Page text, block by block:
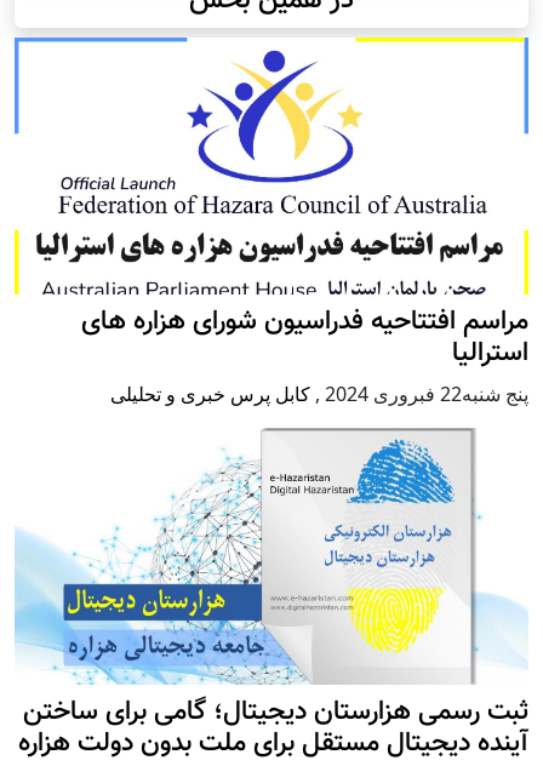
مراسم افتتاحیه فدراسیون شورای هزاره های
استرالیا
پنج شنبه22 فبروری 2024 , کابل پرس خبری و تحلیلی
ثبت رسمی هزارستان دیجیتال؛ گامی برای ساختن
آینده دیجیتال مستقل برای ملت بدون دولت هزاره